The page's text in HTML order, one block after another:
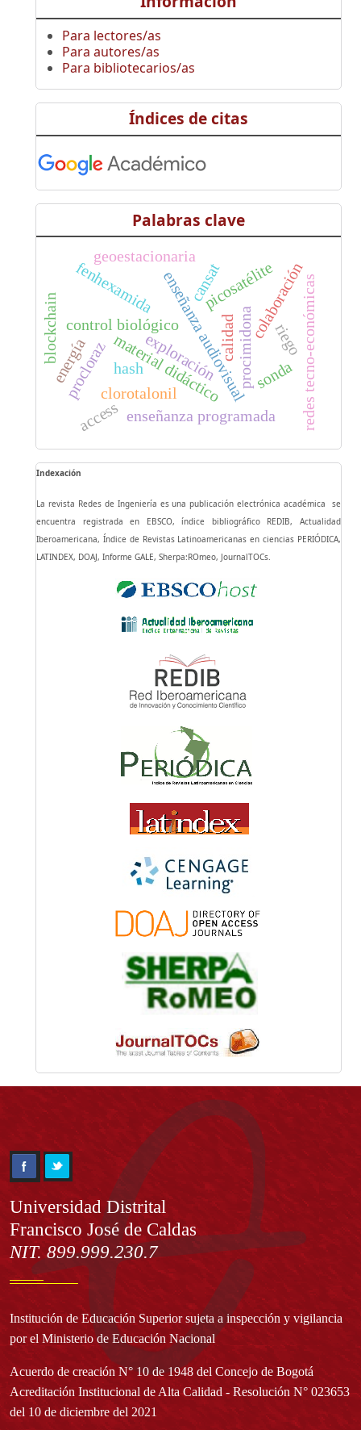
Para lectores/as
Para autores/as
Para bibliotecarios/as
Índices de citas
Palabras clave
enseñanza audiovisual
material didáctico
enseñanza programada
clorotalonil
control biológico
fenhexamida
procimidona
procloraz
cansat
exploración
geoestacionaria
picosatélite
sonda
colaboraciónredes tecno-económicas
energía
blockchain
hash
access
calidad riego
Indexación
La revista Redes de Ingeniería es una publicación electrónica académica se
encuentra registrada en EBSCO, índice bibliográfico REDIB, Actualidad
Iberoamericana, Índice de Revistas Latinoamericanas en ciencias PERIÓDICA,
LATINDEX, DOAJ, Informe GALE, Sherpa:ROmeo, JournalTOCs.
Información
Universidad Distrital
Francisco José de Caldas
NIT. 899.999.230.7
Institución de Educación Superior sujeta a inspección y vigilancia
por el Ministerio de Educación Nacional
Acuerdo de creación N° 10 de 1948 del Concejo de Bogotá
Acreditación Institucional de Alta Calidad - Resolución N° 023653
del 10 de diciembre del 2021